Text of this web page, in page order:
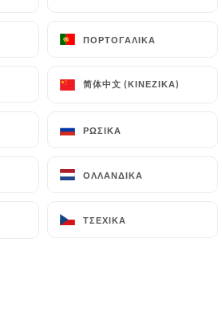
ΠΟΡΤΟΓΑΛΙΚΆ
简体中文 (ΚΙΝΈΖΙΚΑ)
ΡΩΣΙΚΆ
ΟΛΛΑΝΔΙΚΆ
ΤΣΈΧΙΚΑ
ΠΟΡΤΟΓΑΛΙΚΆ
简体中文 (ΚΙΝΈΖΙΚΑ)
ΡΩΣΙΚΆ
ΟΛΛΑΝΔΙΚΆ
ΤΣΈΧΙΚΑ